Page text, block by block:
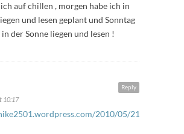
auf chillen , morgen habe ich in
und lesen geplant und Sonntag
der Sonne liegen und lesen !
Reply
10:17
2010/05/21/freitags-